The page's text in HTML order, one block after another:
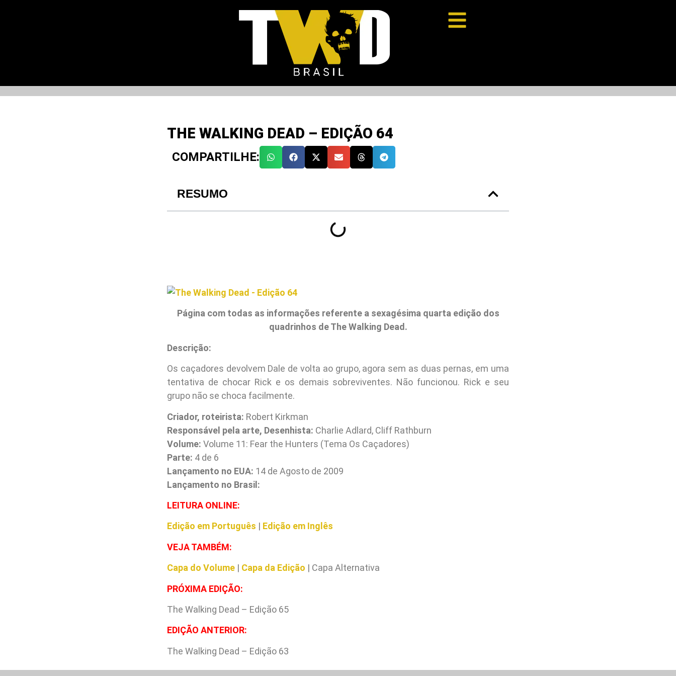
THE WALKING DEAD – EDIÇÃO 64
COMPARTILHE:
RESUMO
Página com todas as informações referente a sexagésima quarta edição dos
quadrinhos de The Walking Dead.
Descrição:
Os caçadores devolvem Dale de volta ao grupo, agora sem as duas pernas, em uma
tentativa de chocar Rick e os demais sobreviventes. Não funcionou. Rick e seu
grupo não se choca facilmente.
Criador, roteirista: Robert Kirkman
Responsável pela arte, Desenhista: Charlie Adlard, Cliff Rathburn
Volume: Volume 11: Fear the Hunters (Tema Os Caçadores)
Parte: 4 de 6
Lançamento no EUA: 14 de Agosto de 2009
Lançamento no Brasil:
LEITURA ONLINE:
Edição em Português | Edição em Inglês
VEJA TAMBÉM:
Capa do Volume | Capa da Edição | Capa Alternativa
PRÓXIMA EDIÇÃO:
The Walking Dead – Edição 65
EDIÇÃO ANTERIOR:
The Walking Dead – Edição 63